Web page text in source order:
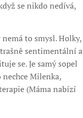
se nikdo nedívá,
to smysl. Holky,
sentimentální a
se. Je samý sopel
Milenka,
(Máma nabízí